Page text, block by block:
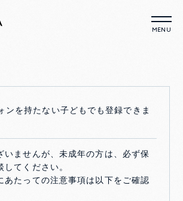
ンを持たない子どもでも登録できま
いませんが、未成年の方は、必ず保
てください。
あたっての注意事項は以下をご確認